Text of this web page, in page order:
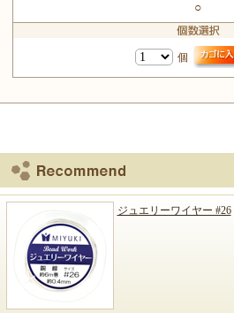
○
個
ジュエリーワイヤー #26